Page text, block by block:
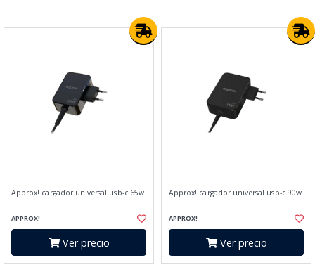
Approx! cargador universal usb-c 65w
APPROX!
Ver precio
Approx! cargador universal usb-c 90w
APPROX!
Ver precio